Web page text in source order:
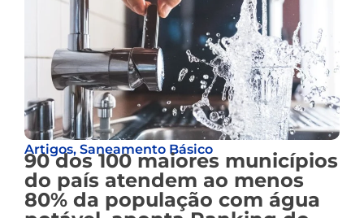
Artigos, Saneamento Básico
90 dos 100 maiores municípios
do país atendem ao menos
80% da população com água